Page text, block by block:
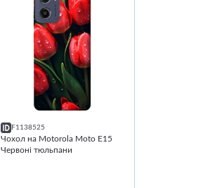
F1138525
Чохол на Motorola Moto E15
Червоні тюльпани